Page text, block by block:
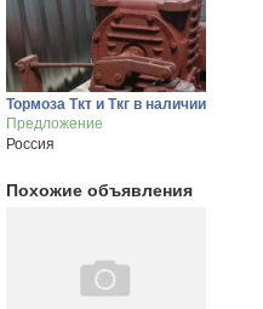
Тормоза Ткт и Ткг в наличии
Предложение
Россия
Похожие объявления